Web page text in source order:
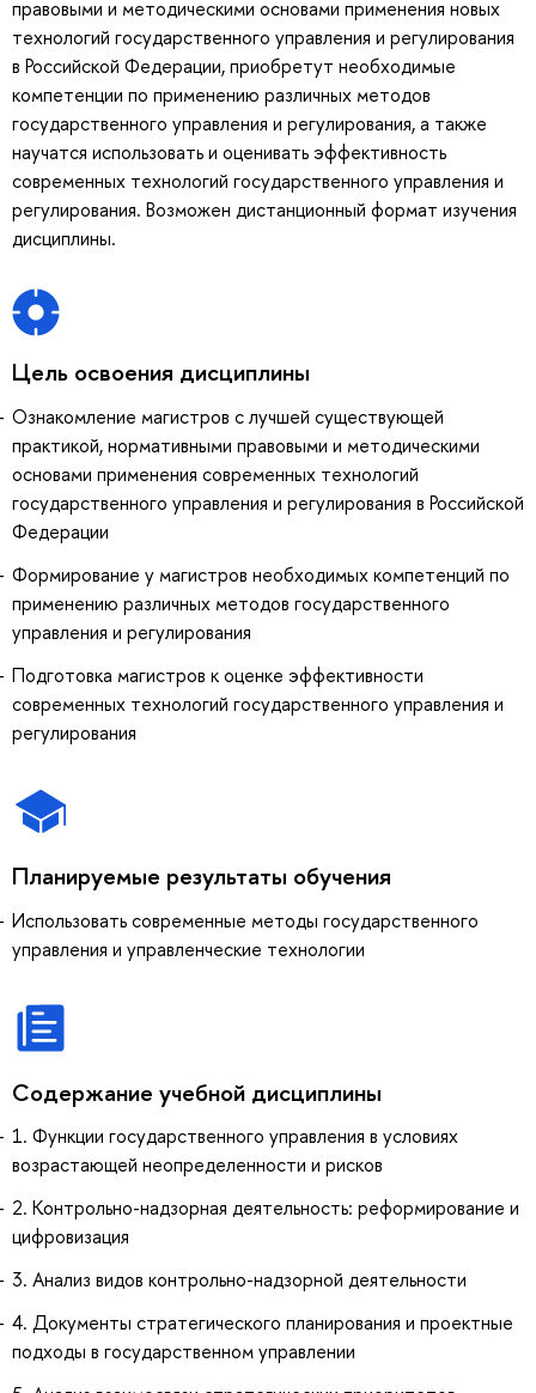
правовыми и методическими основами применения новых
технологий государственного управления и регулирования
в Российской Федерации, приобретут необходимые
компетенции по применению различных методов
государственного управления и регулирования, а также
научатся использовать и оценивать эффективность
современных технологий государственного управления и
регулирования. Возможен дистанционный формат изучения
дисциплины.
Цель освоения дисциплины
Ознакомление магистров с лучшей существующей
практикой, нормативными правовыми и методическими
основами применения современных технологий
государственного управления и регулирования в Российской
Федерации
Формирование у магистров необходимых компетенций по
применению различных методов государственного
управления и регулирования
Подготовка магистров к оценке эффективности
современных технологий государственного управления и
регулирования
Планируемые результаты обучения
Использовать современные методы государственного
управления и управленческие технологии
Содержание учебной дисциплины
1. Функции государственного управления в условиях
возрастающей неопределенности и рисков
2. Контрольно-надзорная деятельность: реформирование и
цифровизация
3. Анализ видов контрольно-надзорной деятельности
4. Документы стратегического планирования и проектные
подходы в государственном управлении